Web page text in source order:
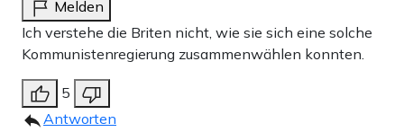
Melden
Ich verstehe die Briten nicht, wie sie sich eine solche
Kommunistenregierung zusammenwählen konnten.
5
Antworten